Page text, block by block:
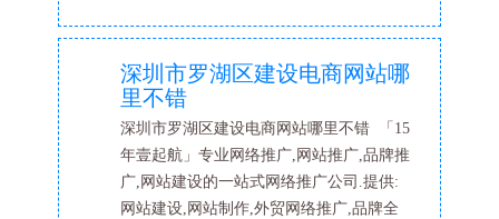
深圳市罗湖区建设电商网站哪
里不错
深圳市罗湖区建设电商网站哪里不错 「15
年壹起航」专业网络推广,网站推广,品牌推
广,网站建设的一站式网络推广公司.提供:
网站建设,网站制作,外贸网络推广,品牌全